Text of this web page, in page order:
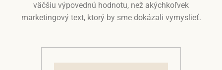
väčšiu výpovednú hodnotu, než akýchkoľvek
marketingový text, ktorý by sme dokázali vymyslieť.